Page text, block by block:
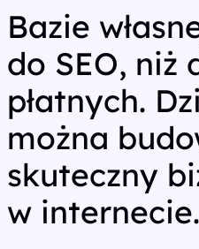
Bazie
do SEO, niż
płatnych.
można
skuteczny
w internecie.